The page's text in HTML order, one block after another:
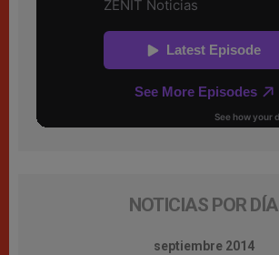
NOTICIAS POR DÍA
septiembre 2014